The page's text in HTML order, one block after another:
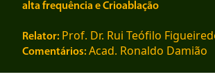
alta frequência e Crioablação
Relator: Prof. Dr. Rui Teófilo
Comentários:Acad. Ronaldo Damião